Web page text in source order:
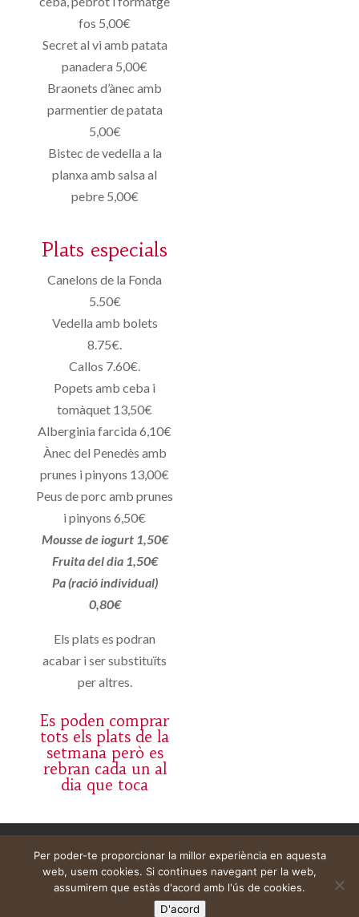
fos 5,00€
Secret al vi amb patata
panadera 5,00€
Braonets d’ànec amb
parmentier de patata
5,00€
Bistec de vedella a la
planxa amb salsa al
pebre 5,00€
Plats especials
Canelons de la Fonda
5.50€
Vedella amb bolets
8.75€.
Callos 7.60€.
Popets amb ceba i
tomàquet 13,50€
Alberginia farcida 6,10€
Ànec del Penedès amb
prunes i pinyons 13,00€
Peus de porc amb prunes
i pinyons 6,50€
Mousse de iogurt 1,50€
Fruita del dia 1,50€
Pa (ració individual)
0,80€
Els plats es podran
acabar i ser substituïts
per altres.
Es poden comprar
tots els plats de la
setmana però es
rebran cada un al
dia que toca
Web construïda perDeMomentSomTres
Per poder-te proporcionar la millor experiència en aquesta
web, usem cookies. Si continues navegant per la web,
assumirem que estàs d'acord amb l'ús de cookies.
D'acord